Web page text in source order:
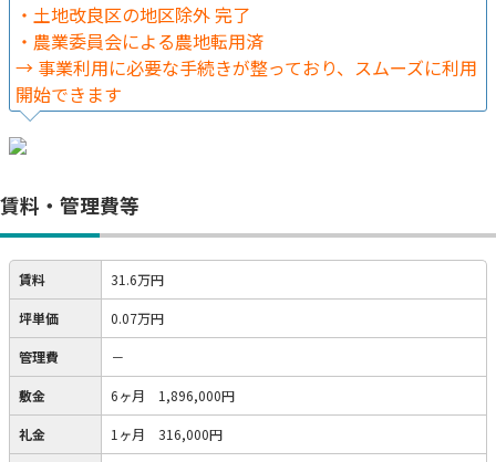
・土地改良区の地区除外 完了
・農業委員会による農地転用済
→ 事業利用に必要な手続きが整っており、スムーズに利用
開始できます
賃料・管理費等
賃料 31.6万円
坪単価 0.07万円
管理費 －
敷金 6ヶ月 1,896,000円
礼金 1ヶ月 316,000円